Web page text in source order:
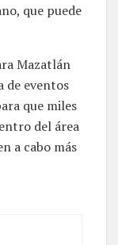
que puede
Mazatlán
de eventos
que miles
del área
a cabo más